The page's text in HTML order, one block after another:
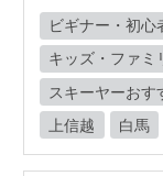
ビギナー・初心
キッズ・ファミ
スキーヤーおす
上信越
白馬